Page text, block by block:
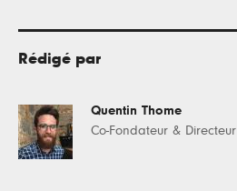
Rédigé par
Quentin Thome
Co-Fondateur & Directeur